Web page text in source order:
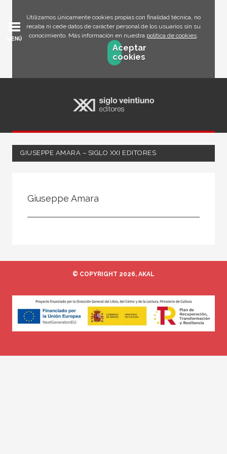
Utilizamos únicamente cookies propias con finalidad técnica, no
recaba ni cede datos de carácter personal de los usuarios sin su
conocimiento. Más información en nuestra política de cookies.
Aceptar
cookies
MENÚ
GIUSEPPE AMARA – SIGLO XXI EDITORES
Giuseppe Amara
© COPYRIGHT 2026, AKAL